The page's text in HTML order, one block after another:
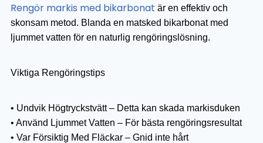
Rengör markis med bikarbonat är en effektiv och
skonsam metod. Blanda en matsked bikarbonat med
ljummet vatten för en naturlig rengöringslösning.
Viktiga Rengöringstips
• Undvik Högtryckstvätt – Detta kan skada markisduken
• Använd Ljummet Vatten – För bästa rengöringsresultat
• Var Försiktig Med Fläckar – Gnid inte hårt